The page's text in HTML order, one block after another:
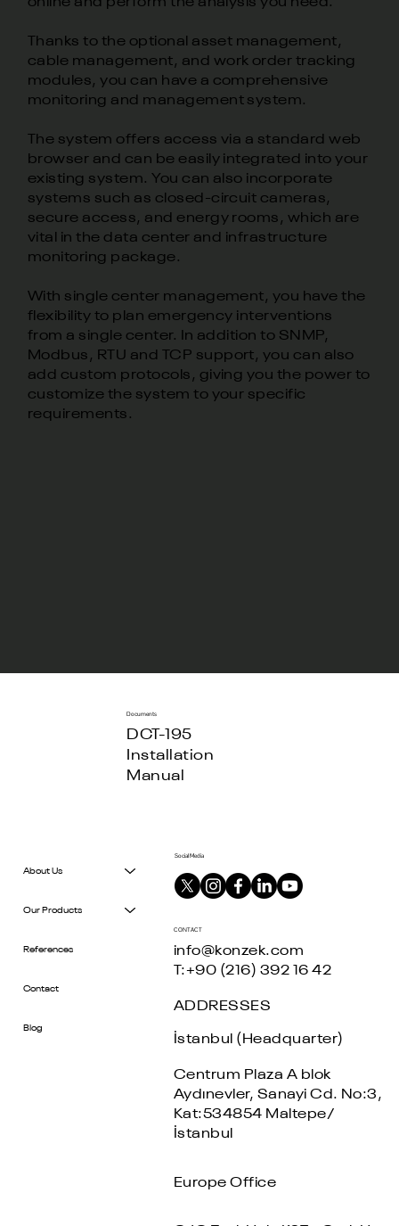
Thanks to the optional asset management,
cable management, and work order tracking
modules, you can have a comprehensive
monitoring and management system.
The system offers access via a standard web
browser and can be easily integrated into your
existing system. You can also incorporate
systems such as closed-circuit cameras,
secure access, and energy rooms, which are
vital in the data center and infrastructure
monitoring package.
With single center management, you have the
flexibility to plan emergency interventions
from a single center. In addition to SNMP,
Modbus, RTU and TCP support, you can also
add custom protocols, giving you the power to
customize the system to your specific
requirements.
Documents
DCT-195
Installation
Manual
About Us
Our Products
References
Contact
Blog
Social Media
CONTACT
info@konzek.com
T:+90 (216) 392 16 42
ADDRESSES
İstanbul (Headquarter)
Centrum Plaza A blok
Aydınevler, Sanayi Cd. No:3,
Kat:534854 Maltepe/
İstanbul
Europe Office